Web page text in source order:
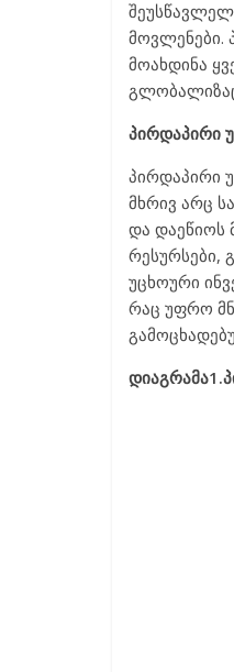
მოვლენები.
მოახდინა
პირდაპირი
პირდაპირი
მხრივ არც
და დაეწიოს
რესურსები,
უცხოური
რაც უფრო